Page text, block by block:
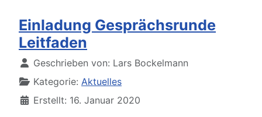
Einladung Gesprächsrunde
Leitfaden
Details
Geschrieben von: Lars Bockelmann
Kategorie: Aktuelles
Erstellt: 16. Januar 2020